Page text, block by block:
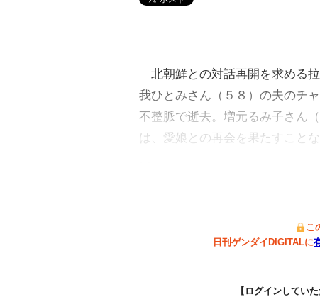
北朝鮮との対話再開を求める
我ひとみさん（５８）の夫のチ
不整脈で逝去。増元るみ子さん
は、愛娘との再会を果たすこと
こ
日刊ゲンダイDIGITALに
【ログインしてい